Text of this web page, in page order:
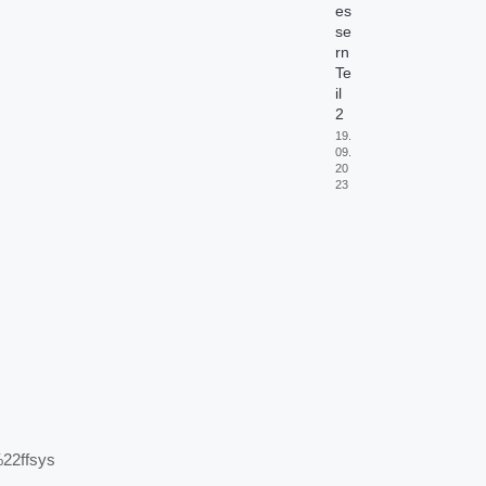
es
se
rn
Te
il
2
19.
09.
20
23